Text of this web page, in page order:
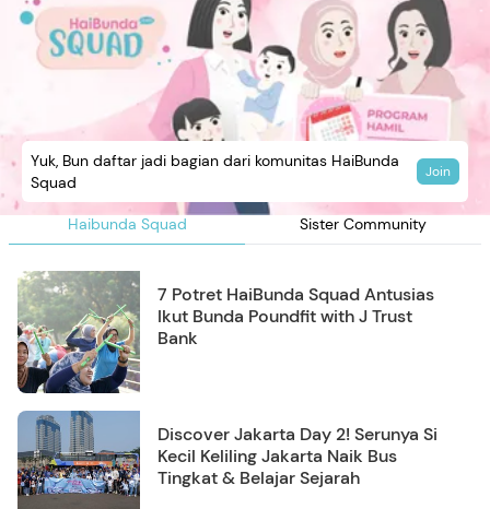
Haibunda Squad Sister Community
Yuk, Bun daftar jadi bagian dari komunitas HaiBunda
Squad
Join
7 Potret HaiBunda Squad Antusias
Ikut Bunda Poundfit with J Trust
Bank
Discover Jakarta Day 2! Serunya Si
Kecil Keliling Jakarta Naik Bus
Tingkat & Belajar Sejarah